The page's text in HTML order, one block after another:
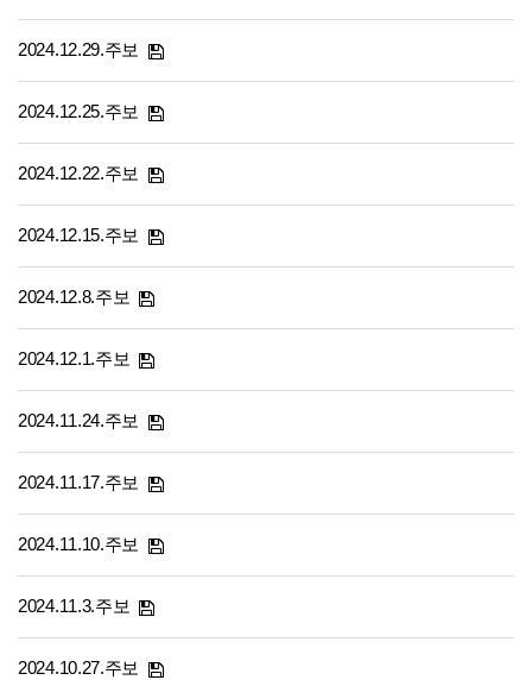
2024.12.29.주보
2024.12.25.주보
2024.12.22.주보
2024.12.15.주보
2024.12.8.주보
2024.12.1.주보
2024.11.24.주보
2024.11.17.주보
2024.11.10.주보
2024.11.3.주보
2024.10.27.주보